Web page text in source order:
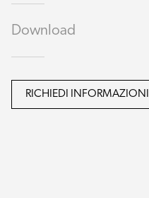
Download
RICHIEDI INFORMAZIONI